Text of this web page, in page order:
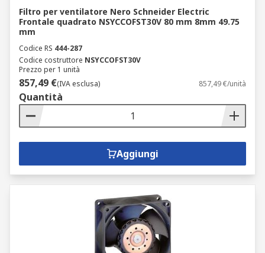
Filtro per ventilatore Nero Schneider Electric
Frontale quadrato NSYCCOFST30V 80 mm 8mm 49.75
mm
Codice RS 444-287
Codice costruttore NSYCCOFST30V
Prezzo per 1 unità
857,49 €(IVA esclusa) 857,49 €/unità
Quantità
Aggiungi